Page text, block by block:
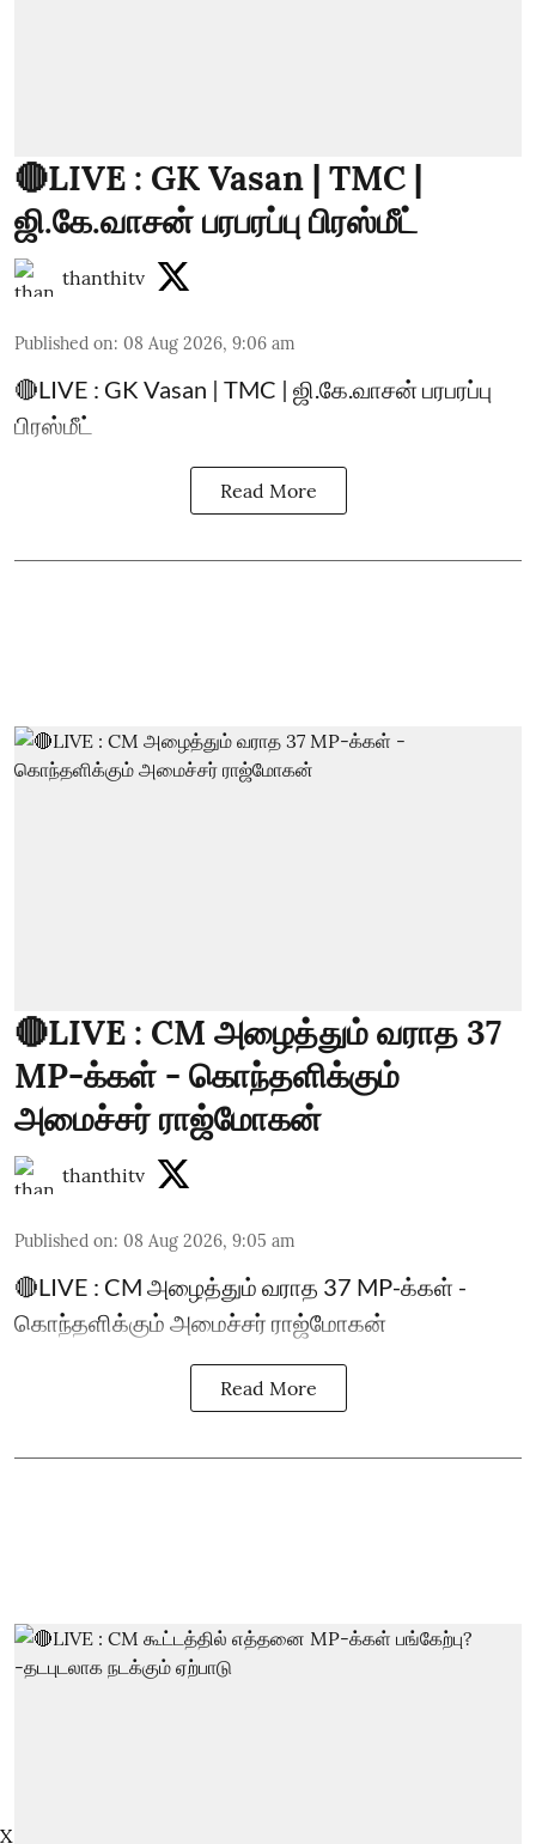
🔴LIVE : GK Vasan | TMC |
ஜி.கே.வாசன் பரபரப்பு பிரஸ்மீட்
thanthitv
Published on: 08 Aug 2026, 9:06 am
🔴LIVE : GK Vasan | TMC | ஜி.கே.வாசன் பரபரப்பு
பிரஸ்மீட்
Read More
🔴LIVE : CM அழைத்தும் வராத 37
MP-க்கள் - கொந்தளிக்கும்
அமைச்சர் ராஜ்மோகன்
thanthitv
Published on: 08 Aug 2026, 9:05 am
🔴LIVE : CM அழைத்தும் வராத 37 MP-க்கள் -
கொந்தளிக்கும் அமைச்சர் ராஜ்மோகன்
Read More
X